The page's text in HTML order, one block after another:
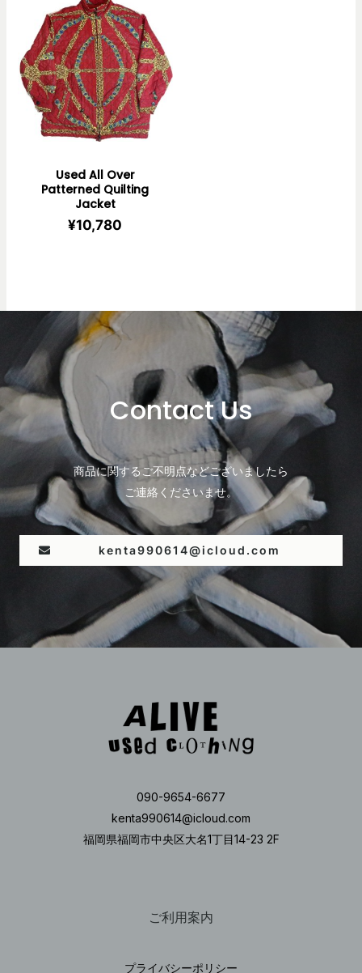
Used All Over
Patterned Quilting
Jacket
¥10,780
Contact Us
商品に関するご不明点などございましたら
ご連絡くださいませ。
kenta990614@icloud.com
090-9654-6677
kenta990614@icloud.com
福岡県福岡市中央区大名1丁目14-23 2F
ご利用案内
プライバシーポリシー